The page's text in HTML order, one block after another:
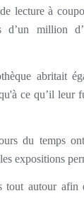
lecture à
d’un million
abritait
ce qu’il leur
du temps
expositions
tout autour